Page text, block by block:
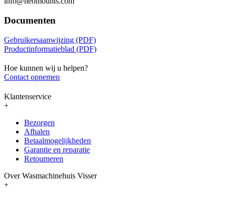
Documenten
Gebruikersaanwijzing (PDF)
Productinformatieblad (PDF)
Hoe kunnen wij u helpen?
Contact opnemen
Klantenservice
+
Bezorgen
Afhalen
Betaalmogelijkheden
Garantie en reparatie
Retourneren
Over Wasmachinehuis Visser
+